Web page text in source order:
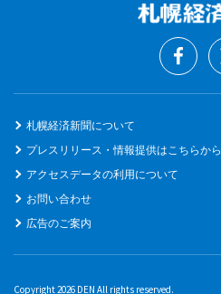
札幌経済新聞について
プレスリリース・情報提供はこちらから
アクセスデータの利用について
お問い合わせ
広告のご案内
Copyright 2026 DEN All rights reserved.